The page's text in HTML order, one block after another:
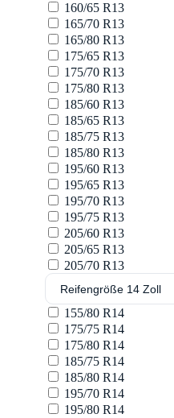
160/65 R13
165/70 R13
165/80 R13
175/65 R13
175/70 R13
175/80 R13
185/60 R13
185/65 R13
185/75 R13
185/80 R13
195/60 R13
195/65 R13
195/70 R13
195/75 R13
205/60 R13
205/65 R13
205/70 R13
Reifengröße 14 Zoll
155/80 R14
175/75 R14
175/80 R14
185/75 R14
185/80 R14
195/70 R14
195/80 R14